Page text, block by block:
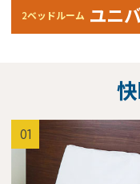
2ベッドルーム ユニ
01